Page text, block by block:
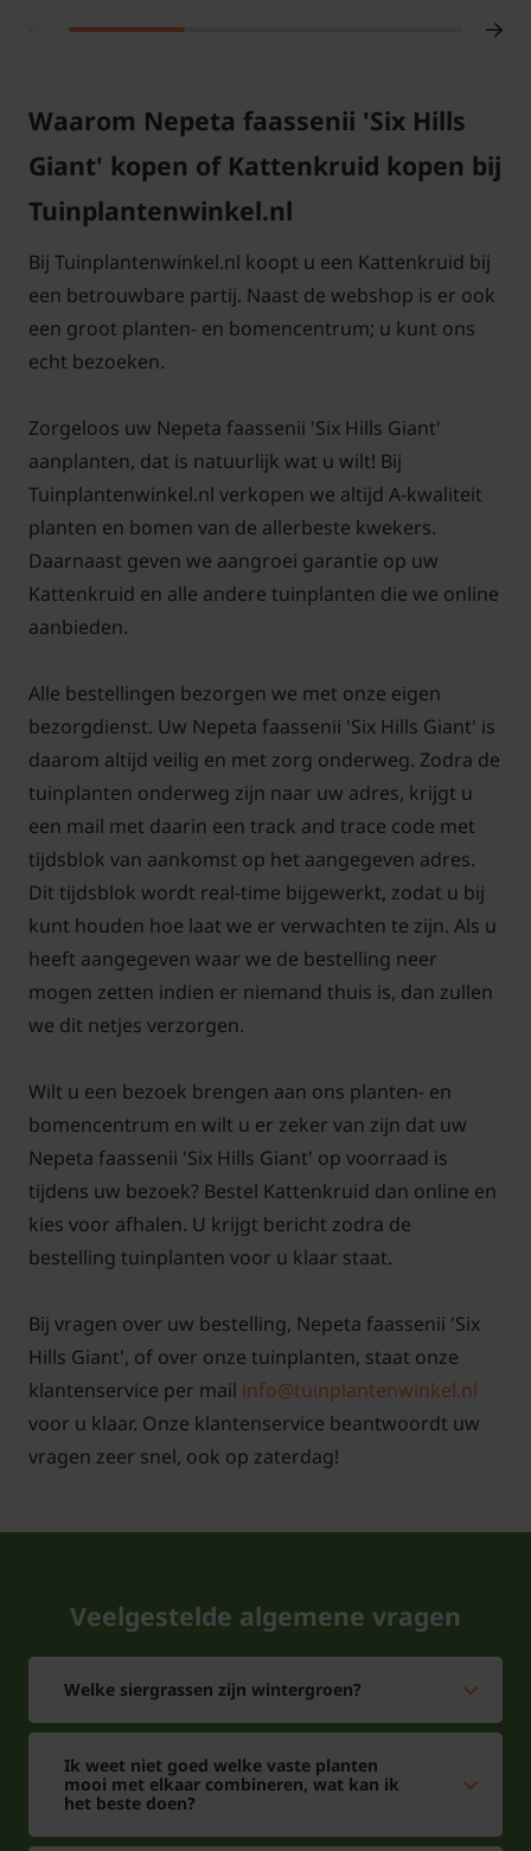
Waarom Nepeta faassenii 'Six Hills
Giant' kopen of Kattenkruid kopen bij
Tuinplantenwinkel.nl
Bij Tuinplantenwinkel.nl koopt u een Kattenkruid bij
een betrouwbare partij. Naast de webshop is er ook
een groot planten- en bomencentrum; u kunt ons
echt bezoeken.
Zorgeloos uw Nepeta faassenii 'Six Hills Giant'
aanplanten, dat is natuurlijk wat u wilt! Bij
Tuinplantenwinkel.nl verkopen we altijd A-kwaliteit
planten en bomen van de allerbeste kwekers.
Daarnaast geven we aangroei garantie op uw
Kattenkruid en alle andere tuinplanten die we online
aanbieden.
Alle bestellingen bezorgen we met onze eigen
bezorgdienst. Uw Nepeta faassenii 'Six Hills Giant' is
daarom altijd veilig en met zorg onderweg. Zodra de
tuinplanten onderweg zijn naar uw adres, krijgt u
een mail met daarin een track and trace code met
tijdsblok van aankomst op het aangegeven adres.
Dit tijdsblok wordt real-time bijgewerkt, zodat u bij
kunt houden hoe laat we er verwachten te zijn. Als u
heeft aangegeven waar we de bestelling neer
mogen zetten indien er niemand thuis is, dan zullen
we dit netjes verzorgen.
Wilt u een bezoek brengen aan ons planten- en
bomencentrum en wilt u er zeker van zijn dat uw
Nepeta faassenii 'Six Hills Giant' op voorraad is
tijdens uw bezoek? Bestel Kattenkruid dan online en
kies voor afhalen. U krijgt bericht zodra de
bestelling tuinplanten voor u klaar staat.
Bij vragen over uw bestelling, Nepeta faassenii 'Six
Hills Giant', of over onze tuinplanten, staat onze
klantenservice per mail info@tuinplantenwinkel.nl
voor u klaar. Onze klantenservice beantwoordt uw
vragen zeer snel, ook op zaterdag!
Veelgestelde algemene vragen
Welke siergrassen zijn wintergroen?
Ik weet niet goed welke vaste planten
mooi met elkaar combineren, wat kan ik
het beste doen?